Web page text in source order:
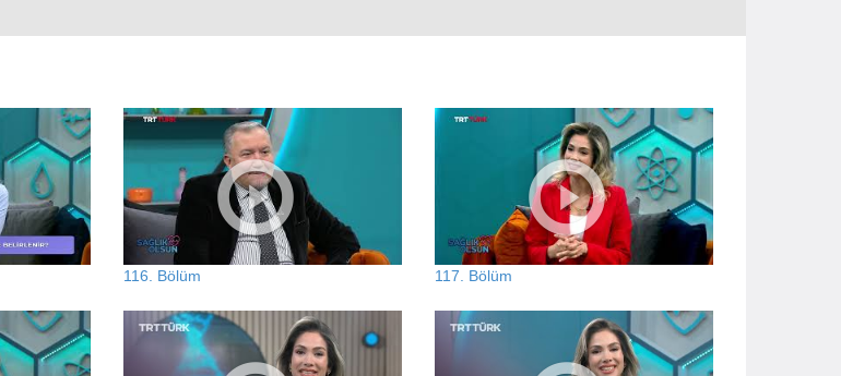
116. Bölüm 117. Bölüm